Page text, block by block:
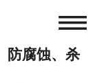
防腐蚀、杀
≡